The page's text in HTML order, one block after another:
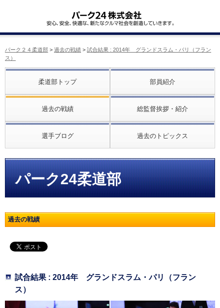
パーク２４柔道部 > 過去の戦績 > 試合結果 : 2014年 グランドスラム・パリ（フラン
ス）
柔道部トップ 部員紹介
過去の戦績 総監督挨拶・紹介
選手ブログ 過去のトピックス
パーク24柔道部
過去の戦績
試合結果 : 2014年 グランドスラム・パリ（フラン
ス）